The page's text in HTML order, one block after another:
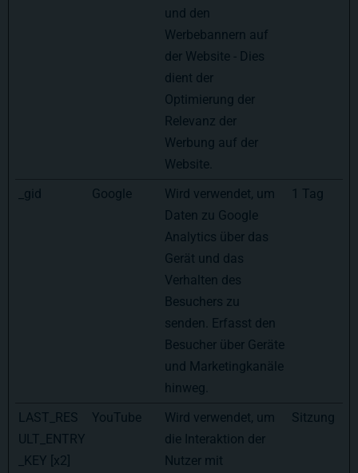
und den
Werbebannern auf
der Website - Dies
dient der
Optimierung der
Relevanz der
Werbung auf der
Website.
_gid Google
Wird verwendet, um
Daten zu Google
Analytics über das
Gerät und das
Verhalten des
Besuchers zu
senden. Erfasst den
Besucher über Geräte
und Marketingkanäle
hinweg.
1 Tag
LAST_RES
ULT_ENTRY
_KEY [x2]
YouTube
Wird verwendet, um
die Interaktion der
Nutzer mit
Sitzung